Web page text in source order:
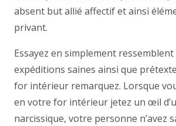
absent but allié affectif et ainsi
privant.
Essayez en simplement ressemblent
expéditions saines ainsi que
for intérieur remarquez. Lorsque
en votre for intérieur jetez un œil
narcissique, votre personne n’avez